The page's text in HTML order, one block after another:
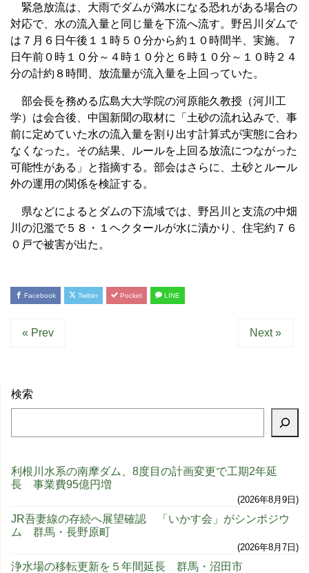
緊急放流は、大雨でダムが満水になる恐れがある場合の
対応で、水の流入量と同じ量を下流へ流す。野呂川ダムで
は７月６日午後１１時５０分から約１０時間半、実施。７
日午前０時１０分～４時１０分と６時１０分～１０時２４
分の計約８時間、放流量が流入量を上回っていた。
部会長を務める広島大大学院の河原能久教授（河川工
学）は会合後、中国新聞の取材に「土砂の流れ込みで、事
前に定めていた水の流入量を割り出す計算式が実態に合わ
なくなった。その結果、ルールを上回る放流につながった
可能性がある」と指摘する。部会はさらに、土砂とルール
外の運用の関係を検証する。
県などによるとダムの下流域では、野呂川と支流の中畑
川の氾濫で５８・１ヘクタールが水に漬かり、住宅約７６
０戸で被害が出た。
Facebook Twitter Pocket LINE
« Prev Next »
検索
利根川水系の南摩ダム、8度目の計画変更で工期2年延
長 事業費95億円増
2026年8月9日
JR吾妻線の存続へ展望確認 「いかす会」がシンポジウ
ム 群馬・長野原町
2026年8月7日
浄水場の移転更新を５年間延長 群馬・沼田市